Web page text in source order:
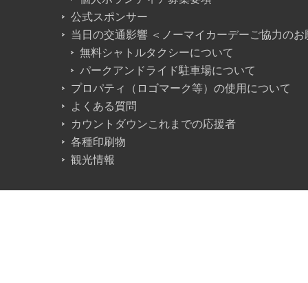
公式スポンサー
当日の交通影響 ＜ノーマイカーデーご協力のお
無料シャトルタクシーについて
パークアンドライド駐車場について
プロパティ（ロゴマーク等）の使用について
よくある質問
カウントダウンこれまでの応援者
各種印刷物
観光情報